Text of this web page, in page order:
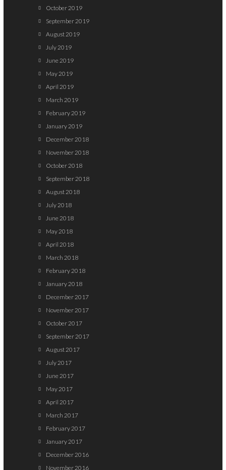
October 2019
September 2019
August 2019
July 2019
June 2019
May 2019
April 2019
March 2019
February 2019
January 2019
December 2018
November 2018
October 2018
September 2018
August 2018
July 2018
June 2018
May 2018
April 2018
March 2018
February 2018
January 2018
December 2017
November 2017
October 2017
September 2017
August 2017
July 2017
June 2017
May 2017
April 2017
March 2017
February 2017
January 2017
December 2016
November 2016